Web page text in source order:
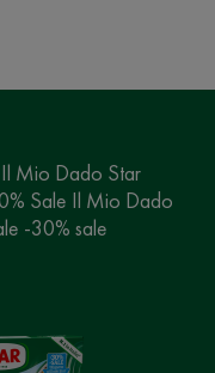
Mio Dado Star
Sale Il Mio Dado
-30% sale